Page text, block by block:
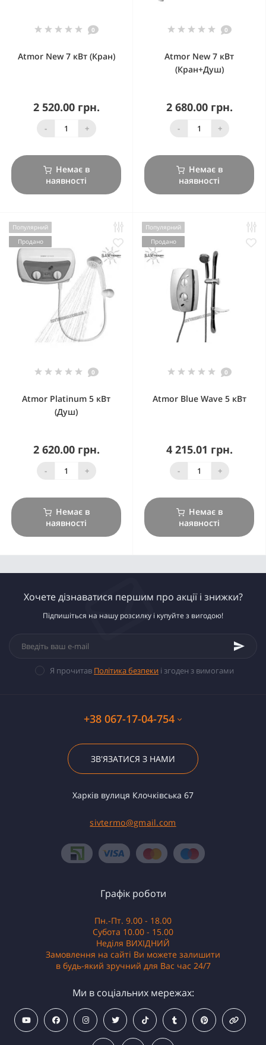
0
Atmor New 7 кВт (Кран)
2 520.00 грн.
- +
Немає в
наявності
0
Atmor New 7 кВт
(Кран+Душ)
2 680.00 грн.
- +
Немає в
наявності
Популярний
Продано
0
Atmor Platinum 5 кВт
(Душ)
2 620.00 грн.
- +
Немає в
наявності
Популярний
Продано
0
Atmor Blue Wave 5 кВт
4 215.01 грн.
- +
Немає в
наявності
Хочете дізнаватися першим про акції і знижки?
Підпишіться на нашу розсилку і купуйте з вигодою!
Я прочитав Політика безпеки і згоден з вимогами
+38 067-17-04-754
ЗВ'ЯЗАТИСЯ З НАМИ
Харків вулиця Клочківська 67
sivtermo@gmail.com
Графік роботи
Пн.-Пт. 9.00 - 18.00
Субота 10.00 - 15.00
Неділя ВИХІДНИЙ
Замовлення на сайті Ви можете залишити
в будь-який зручний для Вас час 24/7
Ми в соціальних мережах: